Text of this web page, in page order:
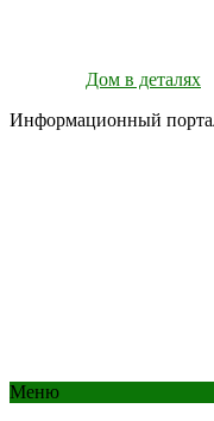
Дом в деталях
Информационный
Меню